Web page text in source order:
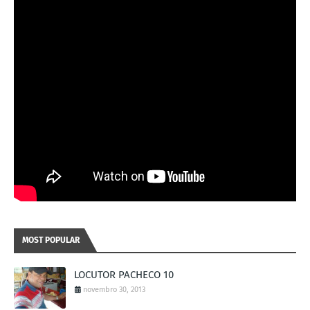
MOST POPULAR
LOCUTOR PACHECO 10
novembro 30, 2013